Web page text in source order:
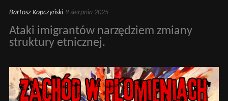
Bartosz Kopczyński 9 sierpnia 2025
Ataki imigrantów narzędziem zmiany
struktury etnicznej.